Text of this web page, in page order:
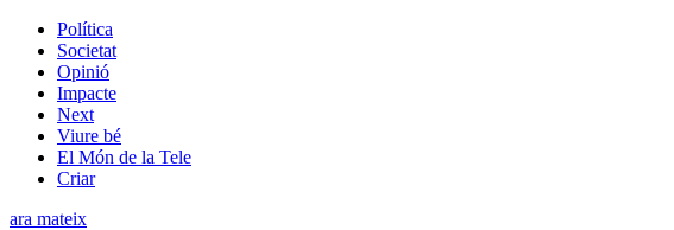
Política
Societat
Opinió
Impacte
Next
Viure bé
El Món de la Tele
Criar
ara mateix